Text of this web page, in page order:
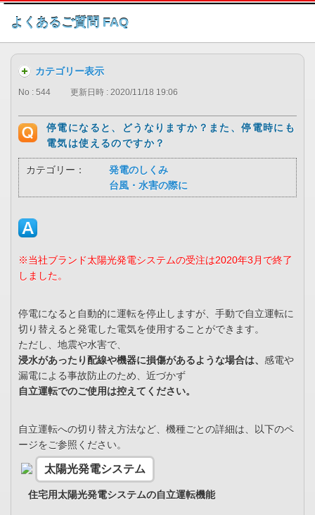
このページの本文へ
よくあるご質問 FAQ
カテゴリー表示
No : 544 更新日時 : 2020/11/18 19:06
停電になると、どうなりますか？また、停電時にも
電気は使えるのですか？
カテゴリー：
発電のしくみ
台風・水害の際に
※当社ブランド太陽光発電システムの受注は2020年3月で終了
しました。
停電になると自動的に運転を停止しますが、手動で自立運転に
切り替えると発電した電気を使用することができます。
ただし、地震や水害で、
浸水があったり配線や機器に損傷があるような場合は、 感電や
漏電による事故防止のため、近づかず
自立運転でのご使用は控えてください。
自立運転への切り替え方法など、機種ごとの詳細は、以下のペ
ージをご参照ください。
太陽光発電システム
住宅用太陽光発電システムの自立運転機能